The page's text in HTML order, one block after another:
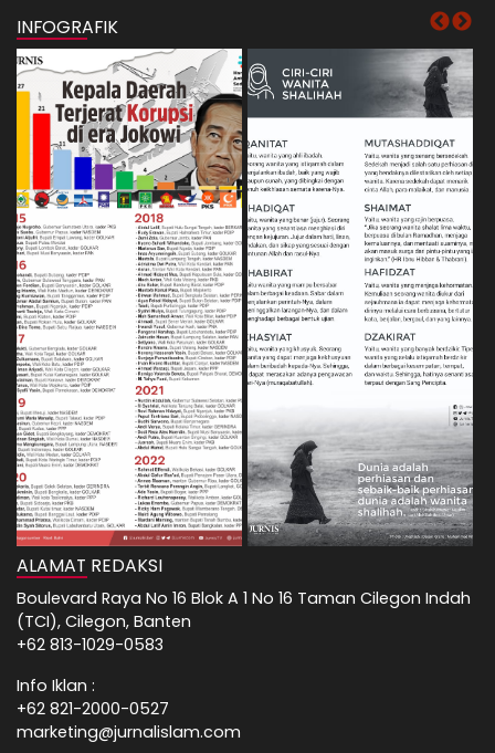
INFOGRAFIK
ALAMAT REDAKSI
Boulevard Raya No 16 Blok A 1 No 16 Taman Cilegon Indah
(TCI), Cilegon, Banten
+62 813-1029-0583
Info Iklan :
+62 821-2000-0527
marketing@jurnalislam.com